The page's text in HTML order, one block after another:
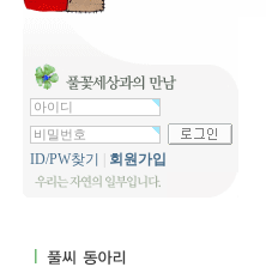
ID/PW찾기 회원가입